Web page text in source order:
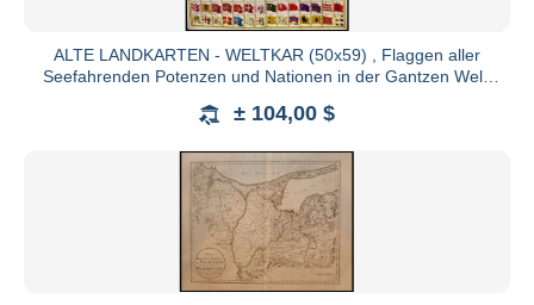
Die Vertragssprache ist Deutsch. Die
von schriftlichen oder fernmündlichen Geboten. Alle
ALTE LANDKARTEN - WELTKAR (50x59) , Flaggen aller
Seefahrenden Potenzen und Nationen in der Gantzen Welt,
± 104,00 $